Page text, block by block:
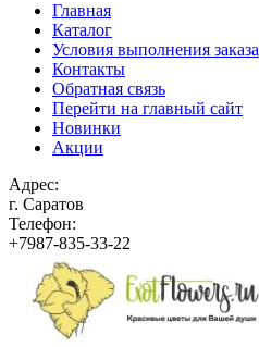
Главная
Каталог
Условия выполнения заказа
Контакты
Обратная связь
Перейти на главный сайт
Новинки
Акции
Адрес:
г. Саратов
Телефон:
+7987-835-33-22